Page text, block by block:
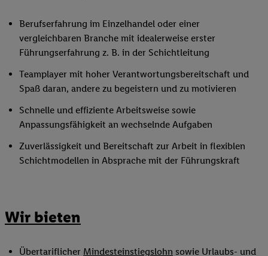
Berufserfahrung im Einzelhandel oder einer
vergleichbaren Branche mit idealerweise erster
Führungserfahrung z. B. in der Schichtleitung
Teamplayer mit hoher Verantwortungsbereitschaft und
Spaß daran, andere zu begeistern und zu motivieren
Schnelle und effiziente Arbeitsweise sowie
Anpassungsfähigkeit an wechselnde Aufgaben
Zuverlässigkeit und Bereitschaft zur Arbeit in flexiblen
Schichtmodellen in Absprache mit der Führungskraft
Wir bieten
Übertariflicher Mindesteinstiegslohn sowie Urlaubs- und